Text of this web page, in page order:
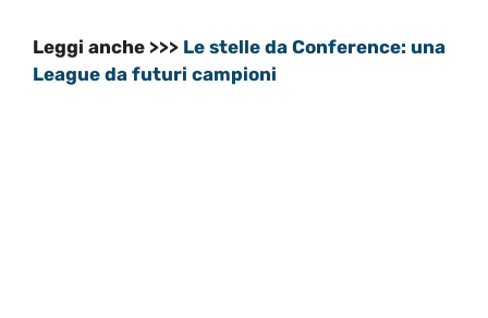
Leggi anche >>> Le stelle da Conference: una
League da futuri campioni